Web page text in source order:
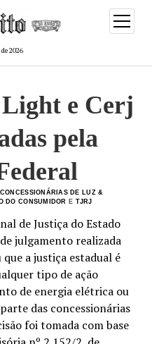
2026
menu
de
e Cerj
pela
CONCESSIONÁRIAS DE LUZ &
DO CONSUMIDOR E TJRJ
de Justiça do Estado
julgamento realizada
a justiça estadual é
tipo de ação
de energia elétrica ou
das concessionárias
foi tomada com base